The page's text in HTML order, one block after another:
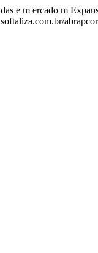
e m ercado m